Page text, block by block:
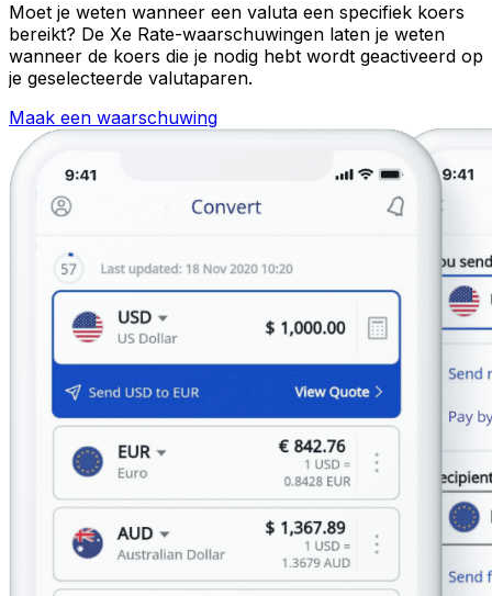
Moet je weten wanneer een valuta een specifiek koers
bereikt? De Xe Rate-waarschuwingen laten je weten
wanneer de koers die je nodig hebt wordt geactiveerd op
je geselecteerde valutaparen.
Maak een waarschuwing